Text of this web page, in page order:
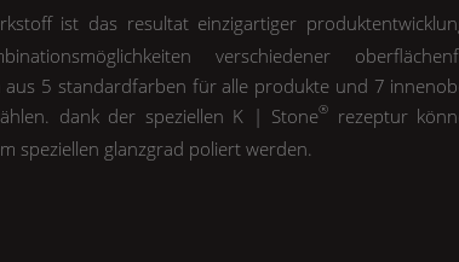
ist das resultat einzigartiger
verschiedener
aus 5 standardfarben für alle produkte und 7
dank der speziellen K | Stone®
rezeptur
speziellen glanzgrad poliert werden.